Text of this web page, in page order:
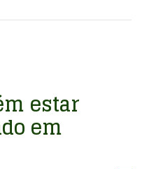
estar
em